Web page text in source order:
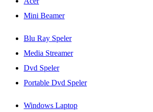
Mini Beamer
Blu Ray Speler
Media Streamer
Dvd Speler
Portable Dvd Speler
Windows Laptop